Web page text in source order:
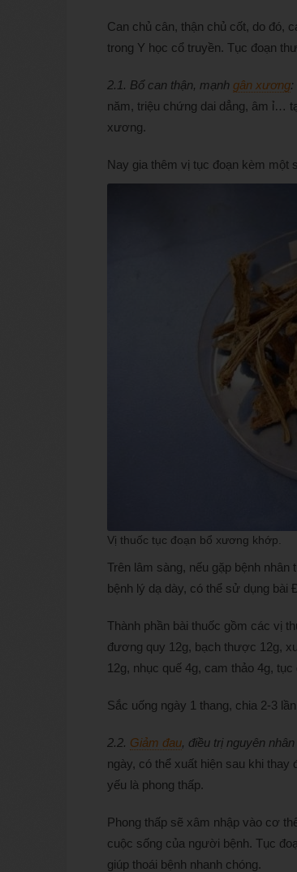
Can chủ cân, thận chủ cốt, do đó,
trong Y học cổ truyền. Tục đoạn
2.1. Bổ can thận, mạnh gân xương:
năm, triệu chứng dai dẳng, âm ỉ…
xương.
Nay gia thêm vị tục đoạn kèm một
Vị thuốc tục đoạn bổ xương khớp.
Trên lâm sàng, nếu gặp bệnh nhân
bệnh lý dạ dày, có thể sử dụng bài
Thành phần bài thuốc gồm các vị
đương quy 12g, bạch thược 12g,
12g, nhục quế 4g, cam thảo 4g,
Sắc uống ngày 1 thang, chia 2-3
2.2. Giảm đau, điều trị nguyên
ngày, có thể xuất hiện sau khi
yếu là phong thấp.
Phong thấp sẽ xâm nhập vào cơ
cuộc sống của người bệnh. Tục
giúp thoái bệnh nhanh chóng.